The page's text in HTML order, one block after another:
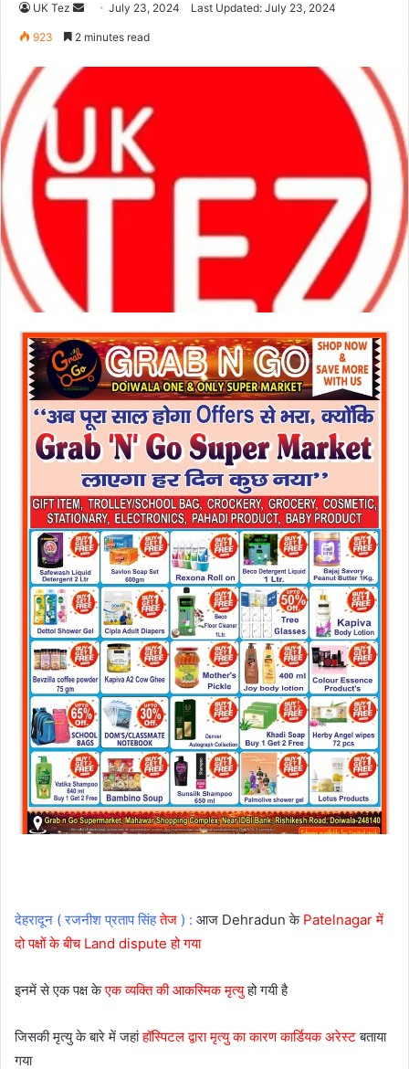
UK Tez
d
m
a
i
July 23, 2024 Last Updated: July 23, 2024
923 2 minutes read
देहरादून ( रजनीश प्रताप सिंहतेज ) : आज Dehradun के Patelnagar में
दो पक्षों के बीच Land dispute हो गया
इनमें से एक पक्ष केएक व्यक्ति की आकस्मिक मृत्युहो गयी है
जिसकी मृत्यु के बारे में जहांहॉस्पिटल द्वारा मृत्यु का कारण कार्डियक अरेस्टबताया
गया